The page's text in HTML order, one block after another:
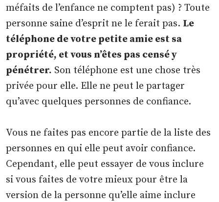
méfaits de l’enfance ne comptent pas) ? Toute
personne saine d’esprit ne le ferait pas. Le
téléphone de votre petite amie est sa
propriété, et vous n’êtes pas censé y
pénétrer. Son téléphone est une chose très
privée pour elle. Elle ne peut le partager
qu’avec quelques personnes de confiance.
Vous ne faites pas encore partie de la liste des
personnes en qui elle peut avoir confiance.
Cependant, elle peut essayer de vous inclure
si vous faites de votre mieux pour être la
version de la personne qu’elle aime inclure